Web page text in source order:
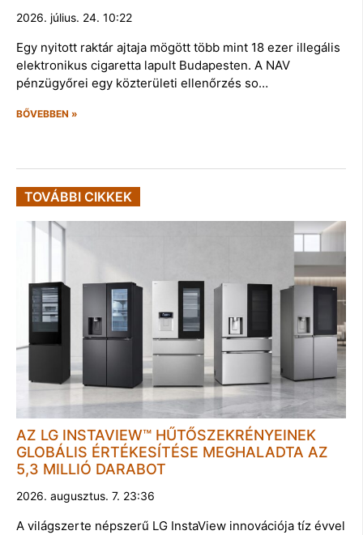
2026. július. 24. 10:22
Egy nyitott raktár ajtaja mögött több mint 18 ezer illegális
elektronikus cigaretta lapult Budapesten. A NAV
pénzügyőrei egy közterületi ellenőrzés so…
BŐVEBBEN »
TOVÁBBI CIKKEK
AZ LG INSTAVIEW™ HŰTŐSZEKRÉNYEINEK
GLOBÁLIS ÉRTÉKESÍTÉSE MEGHALADTA AZ
5,3 MILLIÓ DARABOT
2026. augusztus. 7. 23:36
A világszerte népszerű LG InstaView innovációja tíz évvel